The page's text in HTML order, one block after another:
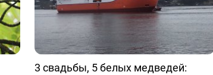
3 свадьбы, 5 белых медведей: